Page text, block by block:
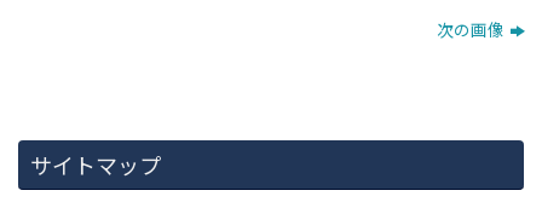
次の画像
サイトマップ